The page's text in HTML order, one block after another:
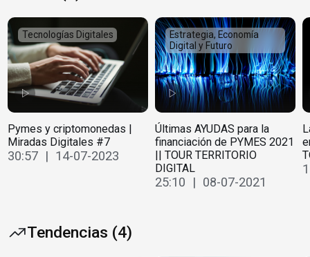
Tecnologías Digitales
Pymes y criptomonedas |
Miradas Digitales #7
30:57 | 14-07-2023
Estrategia, Economía
Digital y Futuro
Últimas AYUDAS para la
financiación de PYMES 2021
|| TOUR TERRITORIO
DIGITAL
25:10 | 08-07-2021
Tendencias (4)